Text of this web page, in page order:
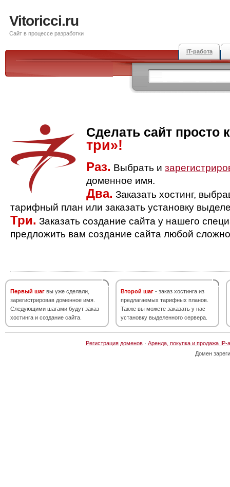
Vitoricci.ru
Сайт в процессе разработки
IT-работа
Сделать сайт просто
три»!
Раз. Выбрать и
доменное имя.
Два. Заказать хостинг,
тарифный план или заказать установку
Три. Заказать создание сайта у нашего
предложить вам создание сайта любой
Первый шаг вы уже сделали,
зарегистрировав доменное имя.
Следующими шагами будут заказ
хостинга и создание сайта.
Второй шаг - заказ хостинга из
предлагаемых тарифных планов.
Также вы можете заказать у нас
установку выделенного сервера.
Регистрация доменов· Аренда, покупка и продажа IP-
Домен